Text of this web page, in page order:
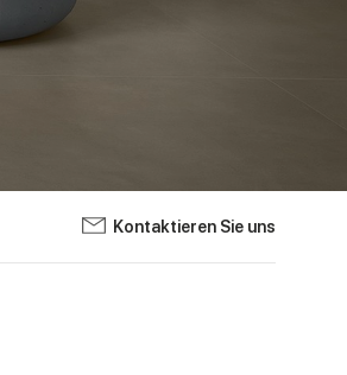
Kontaktieren Sie uns